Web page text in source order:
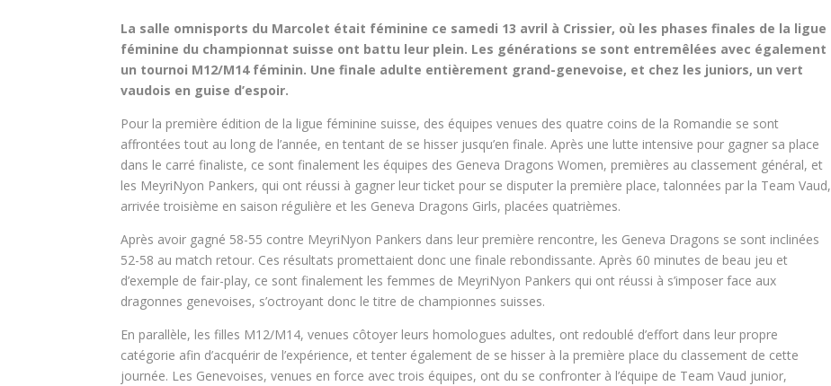
La salle omnisports du Marcolet était féminine ce samedi 13 avril à Crissier, où les phases finales de la ligue
féminine du championnat suisse ont battu leur plein. Les générations se sont entremêlées avec également
un tournoi M12/M14 féminin. Une finale adulte entièrement grand-genevoise, et chez les juniors, un vert
vaudois en guise d’espoir.
Pour la première édition de la ligue féminine suisse, des équipes venues des quatre coins de la Romandie se sont
affrontées tout au long de l’année, en tentant de se hisser jusqu’en finale. Après une lutte intensive pour gagner sa place
dans le carré finaliste, ce sont finalement les équipes des Geneva Dragons Women, premières au classement général, et
les MeyriNyon Pankers, qui ont réussi à gagner leur ticket pour se disputer la première place, talonnées par la Team Vaud,
arrivée troisième en saison régulière et les Geneva Dragons Girls, placées quatrièmes.
Après avoir gagné 58-55 contre MeyriNyon Pankers dans leur première rencontre, les Geneva Dragons se sont inclinées
52-58 au match retour. Ces résultats promettaient donc une finale rebondissante. Après 60 minutes de beau jeu et
d’exemple de fair-play, ce sont finalement les femmes de MeyriNyon Pankers qui ont réussi à s’imposer face aux
dragonnes genevoises, s’octroyant donc le titre de championnes suisses.
En parallèle, les filles M12/M14, venues côtoyer leurs homologues adultes, ont redoublé d’effort dans leur propre
catégorie afin d’acquérir de l’expérience, et tenter également de se hisser à la première place du classement de cette
journée. Les Genevoises, venues en force avec trois équipes, ont du se confronter à l’équipe de Team Vaud junior,